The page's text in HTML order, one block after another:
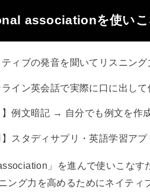
associationを使いこ
ティブの発音を聞いてリスニン
ライン英会話で実際に口に出して
】例文暗記 → 自分でも例文を作
】スタディサプリ・英語学習ア
」を進んで使いこな
ング力を高めるためにネイテ